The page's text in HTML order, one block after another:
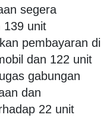
segera
139 unit
pembayaran di
dan 122 unit
gabungan
dan
22 unit